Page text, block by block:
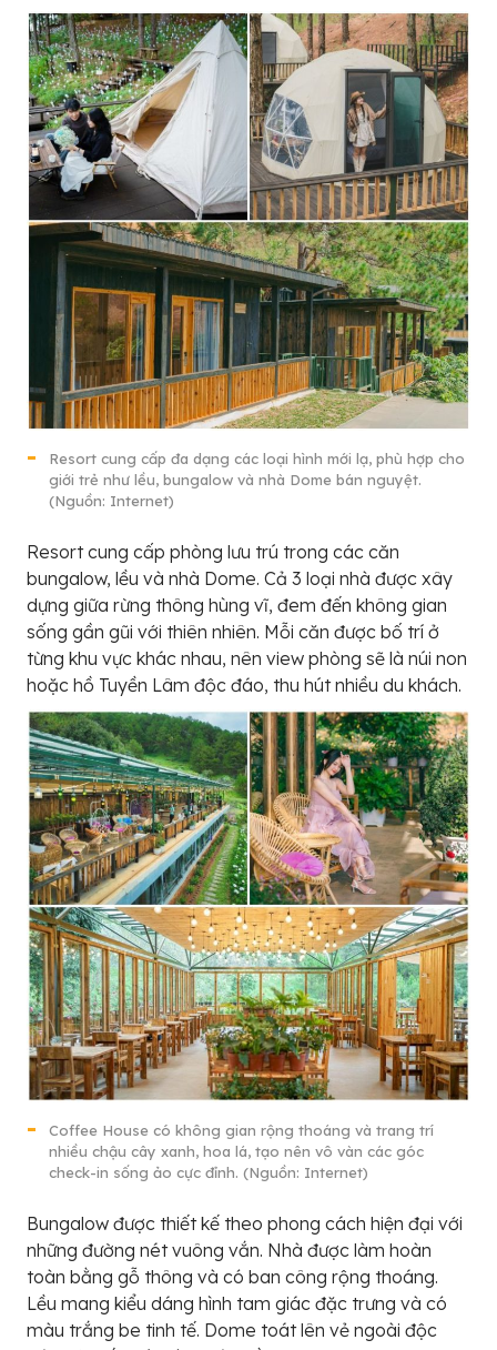
Resort cung cấp đa dạng các loại hình mới lạ, phù hợp cho
giới trẻ như lều, bungalow và nhà Dome bán nguyệt.
(Nguồn: Internet)
Resort cung cấp phòng lưu trú trong các căn
bungalow, lều và nhà Dome. Cả 3 loại nhà được xây
dựng giữa rừng thông hùng vĩ, đem đến không gian
sống gần gũi với thiên nhiên. Mỗi căn được bố trí ở
từng khu vực khác nhau, nên view phòng sẽ là núi non
hoặc hồ Tuyền Lâm độc đáo, thu hút nhiều du khách.
Coffee House có không gian rộng thoáng và trang trí
nhiều chậu cây xanh, hoa lá, tạo nên vô vàn các góc
check-in sống ảo cực đỉnh. (Nguồn: Internet)
Bungalow được thiết kế theo phong cách hiện đại với
những đường nét vuông vắn. Nhà được làm hoàn
toàn bằng gỗ thông và có ban công rộng thoáng.
Lều mang kiểu dáng hình tam giác đặc trưng và có
màu trắng be tinh tế. Dome toát lên vẻ ngoài độc